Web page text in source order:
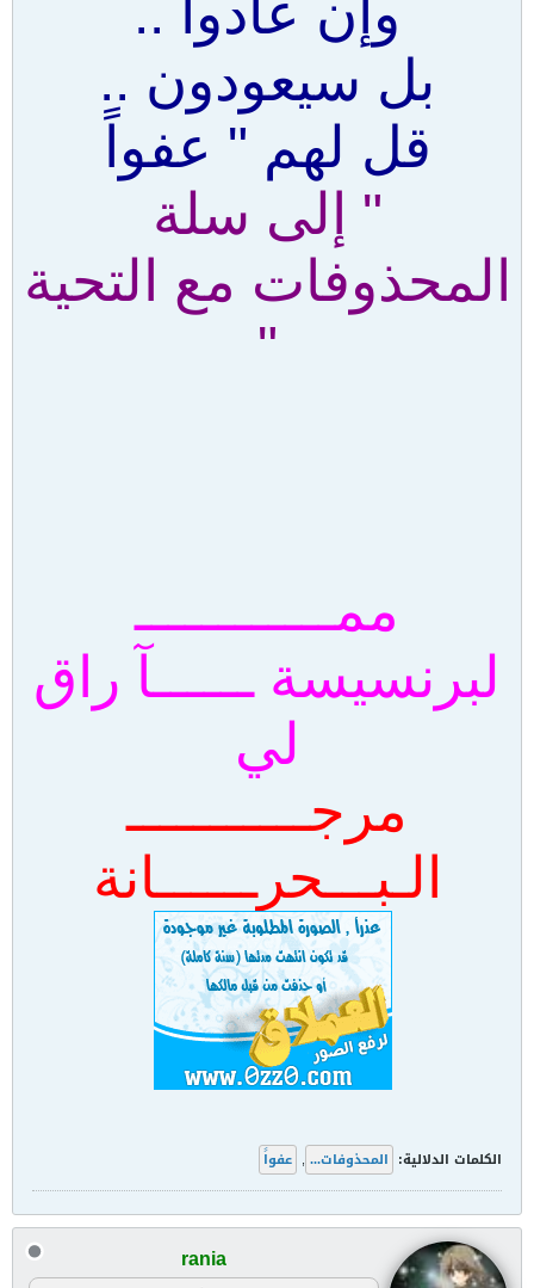
وإن عادوا ..
بل سيعودون ..
قل لهم " عفواً
" إلى سلة
المحذوفات مع التحية
"
ممــــــــــــ
لبرنسيسة ــــــآ راق
لي
مرجـــــــــــ
الـبـــحرــــــانة
الكلمات الدلالية: المحذوفات... , عفواً
rania